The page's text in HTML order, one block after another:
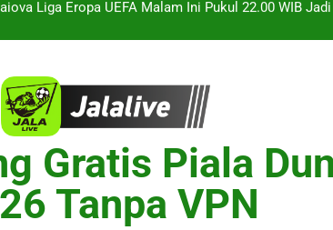
Arsenal vs Real Betis Club Friendly Dini
Monaco vs Getafe Club Friendly Dini Hari Ini Pukul
Liga Eropa UEFA Malam Ini Pukul 22.00 WIB
Arsenal vs Real Betis Club Friendly Dini Hari
Pramusim Berkualitas
vs Inter Milan Club Friendly Sore Ini Pukul 18.00 WIB
Gratis Piala
Tanpa VPN